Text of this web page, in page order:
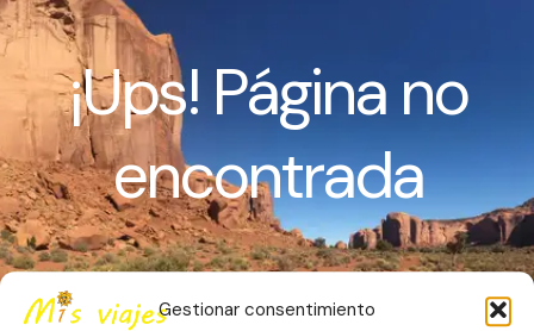
Gestionar consentimiento
¡Ups! Página no
encontrada